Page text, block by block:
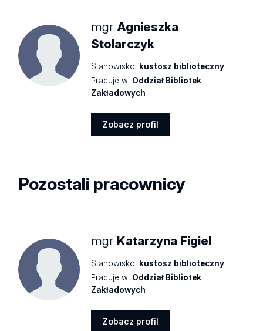
mgr Agnieszka
Stolarczyk
Stanowisko: kustosz biblioteczny
Pracuje w: Oddział Bibliotek
Zakładowych
Zobacz profil
Pozostali pracownicy
mgr Katarzyna Figiel
Stanowisko: kustosz biblioteczny
Pracuje w: Oddział Bibliotek
Zakładowych
Zobacz profil